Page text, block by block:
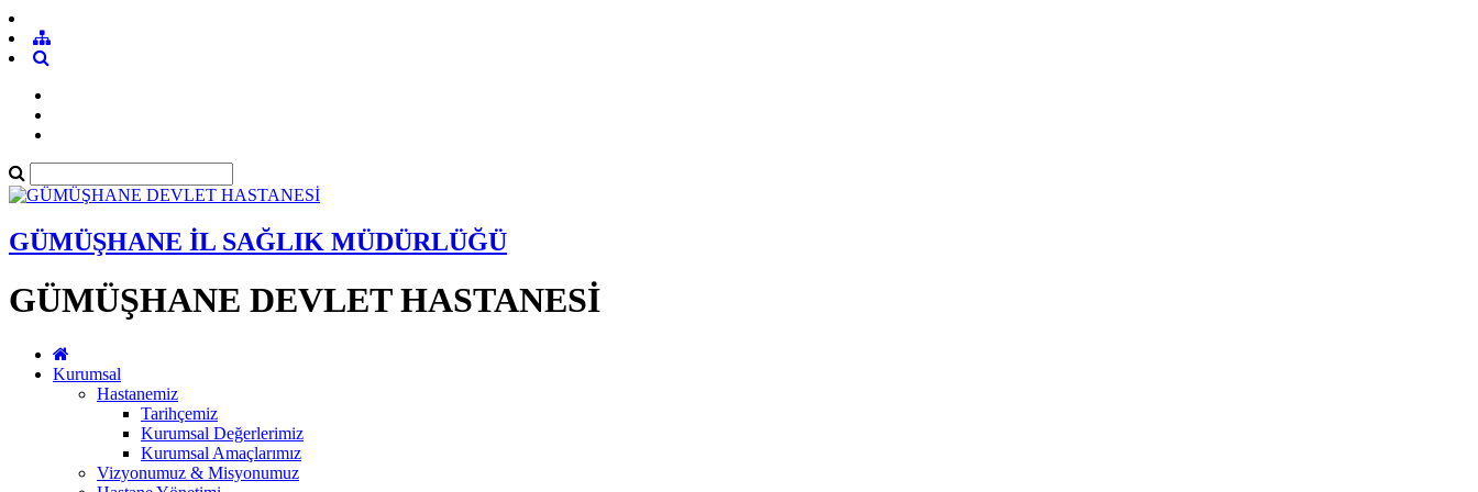
GÜMÜŞHANE İL SAĞLIK MÜDÜRLÜĞÜ
GÜMÜŞHANE DEVLET HASTANESİ
Kurumsal
Hastanemiz
Tarihçemiz
Kurumsal Değerlerimiz
Kurumsal Amaçlarımız
Vizyonumuz & Misyonumuz